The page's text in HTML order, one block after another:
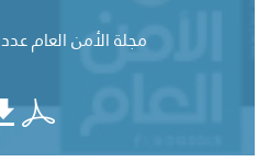
مجلة الأمن العام عدد 155 آب 2026